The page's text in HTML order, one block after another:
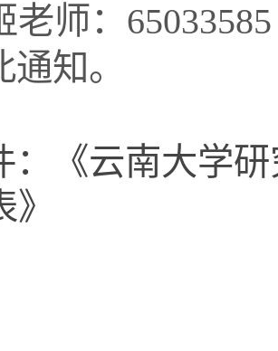
师： 65033585
知。
：《云南大学